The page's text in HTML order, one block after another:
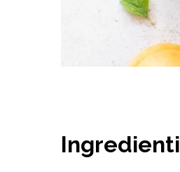
Ingredienti